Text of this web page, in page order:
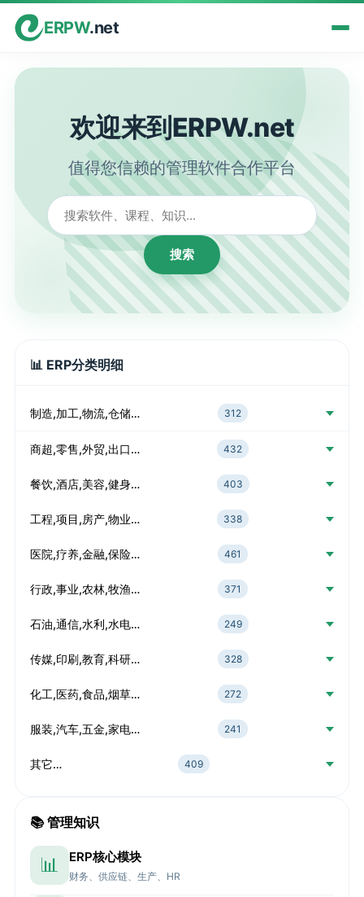
ERPW.net
欢迎来到ERPW.net
值得您信赖的管理软件合作平台
搜索
📊 ERP分类明细
制造,加工,物流,仓储… 312
商超,零售,外贸,出口… 432
餐饮,酒店,美容,健身… 403
工程,项目,房产,物业… 338
医院,疗养,金融,保险… 461
行政,事业,农林,牧渔… 371
石油,通信,水利,水电… 249
传媒,印刷,教育,科研… 328
化工,医药,食品,烟草… 272
服装,汽车,五金,家电… 241
其它… 409
📚 管理知识
📊 ERP核心模块
财务、供应链、生产、HR